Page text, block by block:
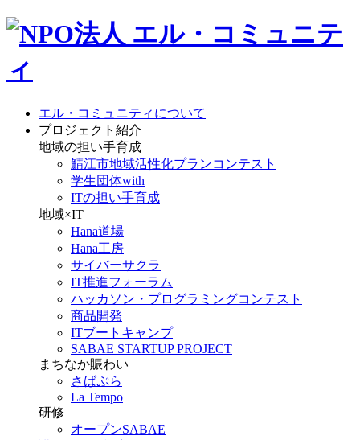
エル・コミュニティについて
プロジェクト紹介
地域の担い手育成
鯖江市地域活性化プランコンテスト
学生団体with
ITの担い手育成
地域×IT
Hana道場
Hana工房
サイバーサクラ
IT推進フォーラム
ハッカソン・プログラミングコンテスト
商品開発
ITブートキャンプ
SABAE STARTUP PROJECT
まちなか賑わい
さばぷら
La Tempo
研修
オープンSABAE